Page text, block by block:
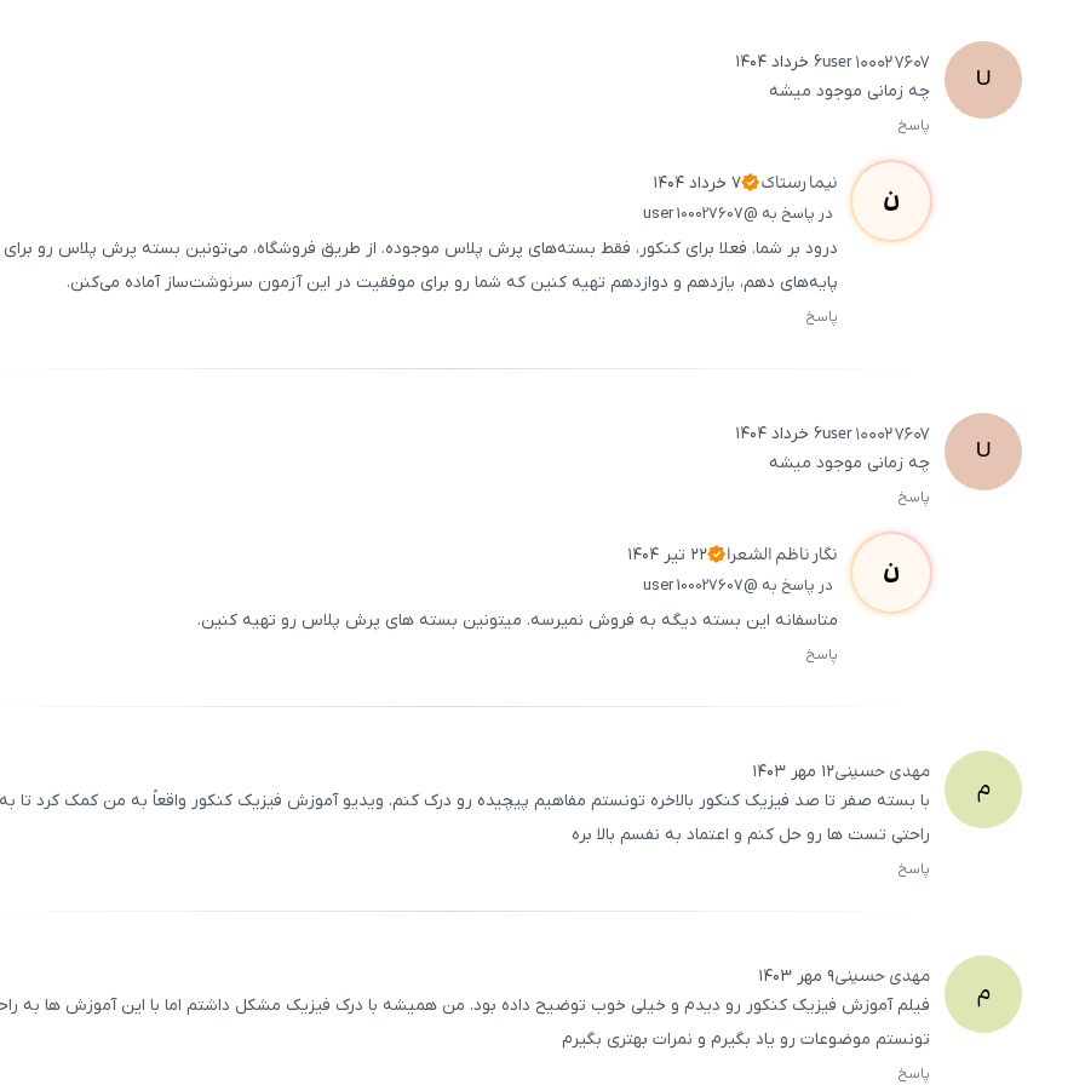
U
user100027607
۶ خرداد ۱۴۰۴
چه زمانی موجود میشه
پاسخ
ن نیمارستاک ۷ خرداد ۱۴۰۴
در پاسخ به @user 100027607
درود بر شما. فعلا برای کنکور، فقط بسته‌های پرش پلاس موجوده. از طریق فروشگاه، می‌تونین بسته پرش پلاس رو برای
پایه‌های دهم، یازدهم و دوازدهم تهیه کنین که شما رو برای موفقیت در این آزمون سرنوشت‌ساز آماده می‌کنن.
پاسخ
U
user100027607
۶ خرداد ۱۴۰۴
چه زمانی موجود میشه
پاسخ
ن نگارناظم الشعرا ۲۲ تیر ۱۴۰۴
در پاسخ به @user 100027607
متاسفانه این بسته دیگه به فروش نمیرسه. میتونین بسته های پرش پلاس رو تهیه کنین.
پاسخ
م مهدیحسینی۱۲ مهر ۱۴۰۳
با بسته صفر تا صد فیزیک کنکور بالاخره تونستم مفاهیم پیچیده رو درک کنم. ویدیو آموزش فیزیک کنکور واقعاً به من کمک کرد تا به
راحتی تست ‌ها رو حل کنم و اعتماد به نفسم بالا بره
پاسخ
م مهدیحسینی۹ مهر ۱۴۰۳
فیلم آموزش فیزیک کنکور رو دیدم و خیلی خوب توضیح داده بود. من همیشه با درک فیزیک مشکل داشتم اما با این آموزش‌ ها به
تونستم موضوعات رو یاد بگیرم و نمرات بهتری بگیرم
پاسخ